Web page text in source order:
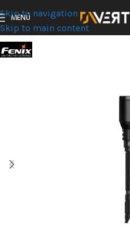
Skip to navigation
Skip to main content
MENÚ